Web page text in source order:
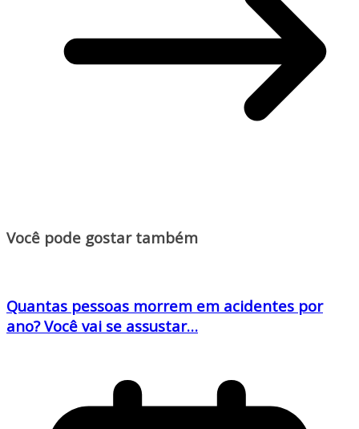
Você pode gostar também
Quantas pessoas morrem em acidentes por
ano? Você vai se assustar…